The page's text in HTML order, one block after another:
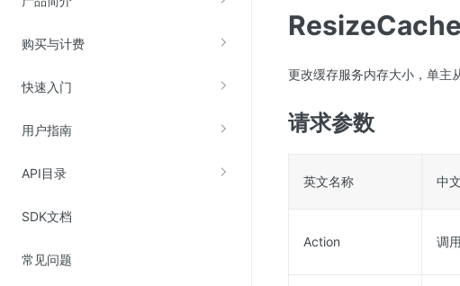
购买与计费
快速入门
用户指南
API目录
SDK文档
常见问题
在线迁移服务
视频云服务
云直播(KLS)
边缘节点计算
更改缓存服务内存大小，单主
请求参数
英文名称 中
Action 调